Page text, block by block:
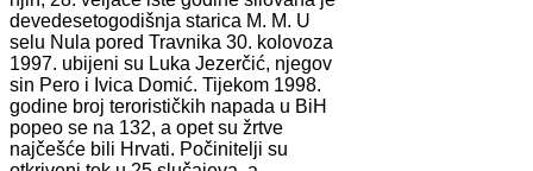
devedesetogodišnja starica M. M. U
selu Nula pored Travnika 30. kolovoza
1997. ubijeni su Luka Jezerčić, njegov
sin Pero i Ivica Domić. Tijekom 1998.
godine broj terorističkih napada u BiH
popeo se na 132, a opet su žrtve
najčešće bili Hrvati. Počinitelji su